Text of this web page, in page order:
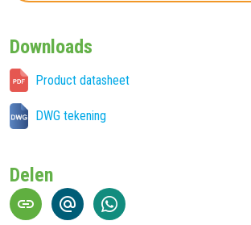
Downloads
Product datasheet
DWG tekening
Delen